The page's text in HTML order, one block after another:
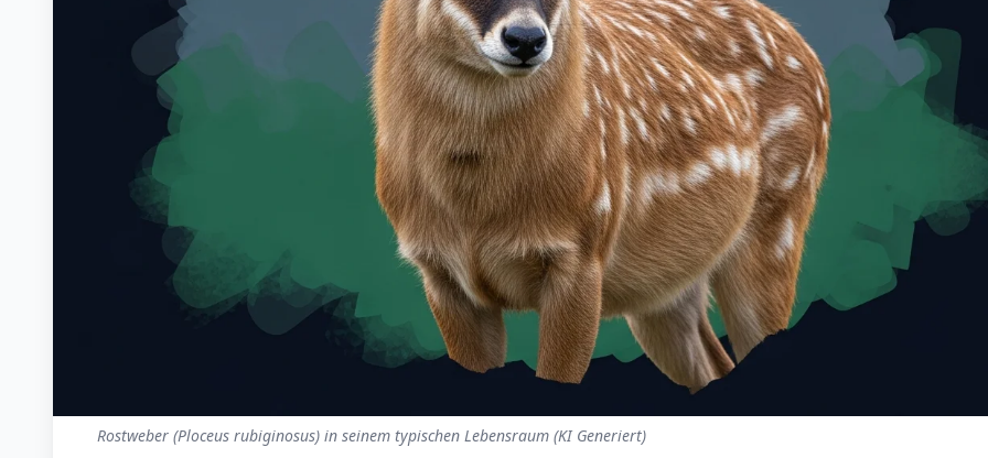
Rostweber (Ploceus rubiginosus) in seinem typischen Lebensraum (KI Generiert)